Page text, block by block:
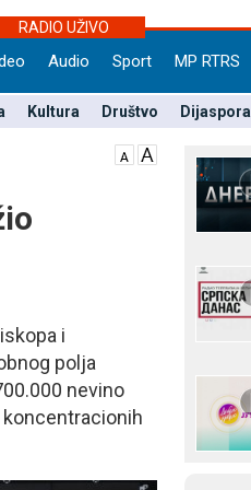
RADIO UŽIVO
Audio Sport MP RTRS
Kultura Društvo Dijaspora
i
polja
nevino